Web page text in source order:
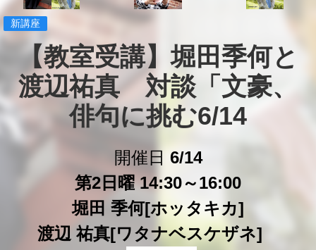
新講座
【教室受講】堀田季何と
渡辺祐真　対談「文豪、
俳句に挑む6/14
開催日 6/14
第2日曜 14:30～16:00
堀田 季何[ホッタキカ]
渡辺 祐真[ワタナベスケザネ]